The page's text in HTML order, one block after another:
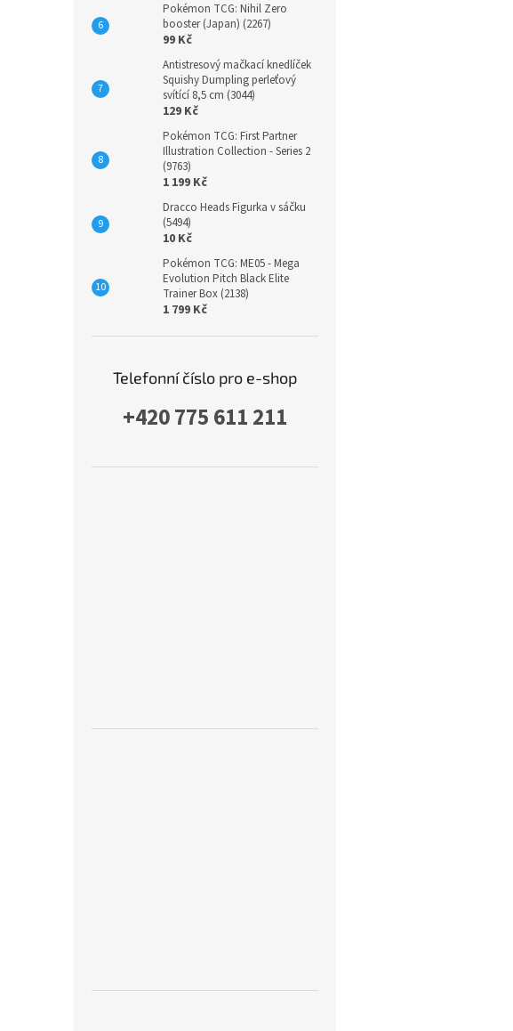
Pokémon TCG: Nihil Zero
booster (Japan) (2267)
99 Kč
Antistresový mačkací knedlíček
Squishy Dumpling perleťový
svítící 8,5 cm (3044)
129 Kč
Pokémon TCG: First Partner
Illustration Collection - Series 2
(9763)
1 199 Kč
Dracco Heads Figurka v sáčku
(5494)
10 Kč
Pokémon TCG: ME05 - Mega
Evolution Pitch Black Elite
Trainer Box (2138)
1 799 Kč
Telefonní číslo pro e-shop
+420 775 611 211